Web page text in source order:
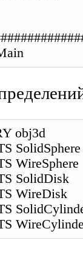
obj3d
SolidSphere
WireSphere
SolidDisk
WireDisk